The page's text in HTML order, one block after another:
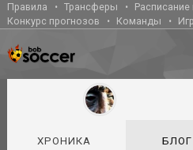
Правила Трансферы
Расписание
Конкурс прогнозов
Команды
ХРОНИКА БЛОГ